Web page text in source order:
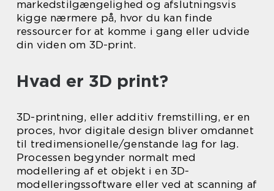
markedstilgængelighed og afslutningsvis
kigge nærmere på, hvor du kan finde
ressourcer for at komme i gang eller udvide
din viden om 3D-print.
Hvad er 3D print?
3D-printning, eller additiv fremstilling, er en
proces, hvor digitale design bliver omdannet
til tredimensionelle/genstande lag for lag.
Processen begynder normalt med
modellering af et objekt i en 3D-
modelleringssoftware eller ved at scanning af